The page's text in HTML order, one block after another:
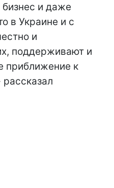
бизнес и даже
в Украине и с
и
поддерживают и
приближение к